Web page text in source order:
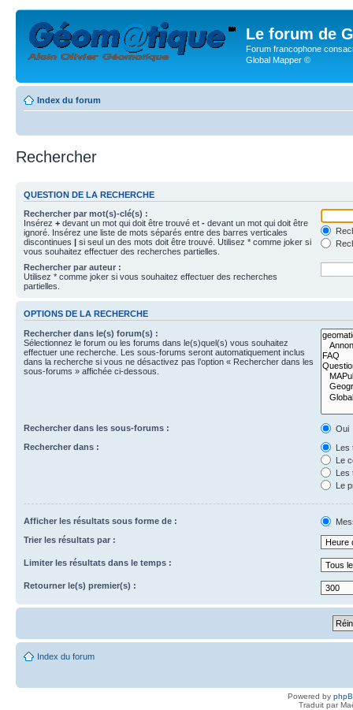
Le forum de
Forum francophone
Global Mapper ©
Index du forum
Rechercher
QUESTION DE LA RECHERCHE
Rechercher par mot(s)-clé(s) :
Insérez + devant un mot qui doit être trouvé et - devant un mot qui doit être
ignoré. Insérez une liste de mots séparés entre des barres verticales
discontinues | si seul un des mots doit être trouvé. Utilisez * comme joker si
vous souhaitez effectuer des recherches partielles.
Rechercher par auteur :
Utilisez * comme joker si vous souhaitez effectuer des recherches
partielles.
OPTIONS DE LA RECHERCHE
Rechercher dans le(s) forum(s) :
Sélectionnez le forum ou les forums dans le(s)quel(s) vous souhaitez
effectuer une recherche. Les sous-forums seront automatiquement inclus
dans la recherche si vous ne désactivez pas l’option « Rechercher dans les
sous-forums » affichée ci-dessous.
Rechercher dans les sous-forums :
Oui
Rechercher dans :
Les
Le
Les
Le
Afficher les résultats sous forme de :
Trier les résultats par :
Limiter les résultats dans le temps :
Retourner le(s) premier(s) :
Index du forum
Powered by
Traduit par